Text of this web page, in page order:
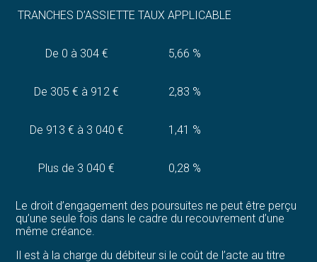
TRANCHES D’ASSIETTE TAUX APPLICABLE
De 0 à 304 € 5,66 %
De 305 € à 912 € 2,83 %
De 913 € à 3 040 € 1,41 %
Plus de 3 040 € 0,28 %
Le droit d’engagement des poursuites ne peut être perçu
qu’une seule fois dans le cadre du recouvrement d’une
même créance.
Il est à la charge du débiteur si le coût de l’acte au titre